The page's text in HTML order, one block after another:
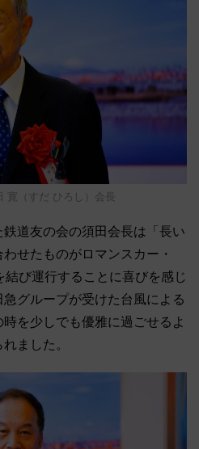
（すだ ひろし）会長
道友の会の須田会長は「長い
せたものがロマンスカー・
び運行することに喜びを感じ
グループが受けた台風による
を少しでも優雅に過ごせるよ
ました。